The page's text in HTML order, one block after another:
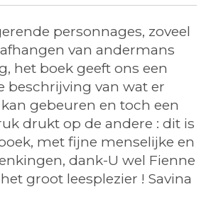
personnages, zoveel
van andermans
het boek geeft ons een
beschrijving van wat er
gebeuren en toch een
drukt op de andere : dit is
met fijne menselijke en
dank-U wel Fienne
groot leesplezier ! Savina